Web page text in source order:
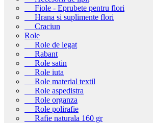
Fiole - Eprubete pentru flori
Hrana si suplimente flori
Craciun
Role
Role de legat
Rabant
Role satin
Role iuta
Role material textil
Role aspedistra
Role organza
Role polirafie
Rafie naturala 160 gr